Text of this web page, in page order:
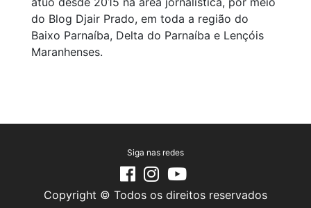
do Blog Djair Prado, em toda a região do
Baixo Parnaíba, Delta do Parnaíba e Lençóis
Maranhenses.
Siga nas redes
Copyright © Todos os direitos reservados